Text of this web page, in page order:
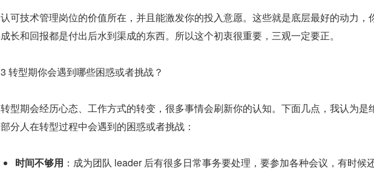
认可技术管理岗位的价值所在，并且能激发你的投入意愿。这些就是底层最好的动力，
成长和回报都是付出后水到渠成的东西。所以这个初衷很重要，三观一定要正。
3 转型期你会遇到哪些困惑或者挑战？
转型期会经历心态、工作方式的转变，很多事情会刷新你的认知。下面几点，我认为是
部分人在转型过程中会遇到的困惑或者挑战：
时间不够用 ：成为团队 leader 后有很多日常事务要处理，要参加各种会议，有时候